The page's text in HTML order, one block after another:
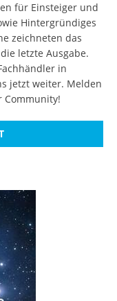
für Einsteiger und
Hintergründiges
zeichneten das
letzte Ausgabe.
in
jetzt weiter. Melden
Community!